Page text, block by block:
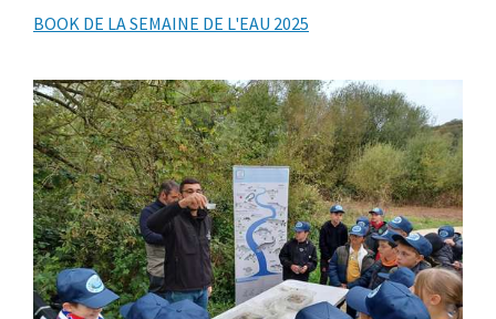
BOOK DE LA SEMAINE DE L'EAU 2025